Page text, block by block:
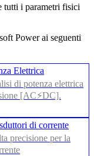
tutti i parametri fisici
Power ai seguenti
Elettrica
di potenza elettrica
[AC⚡DC].
di corrente
precisione per la